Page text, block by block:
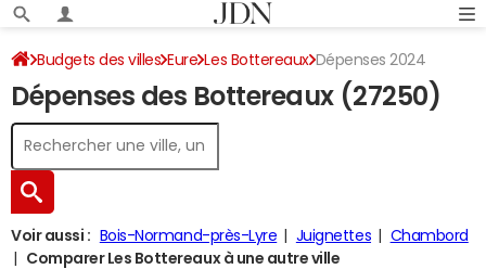
Budgets des villes Eure Les Bottereaux Dépenses 2024
Dépenses des Bottereaux (27250)
Voir aussi : Bois-Normand-près-Lyre Juignettes
Chambord
Comparer Les Bottereaux à une autre ville